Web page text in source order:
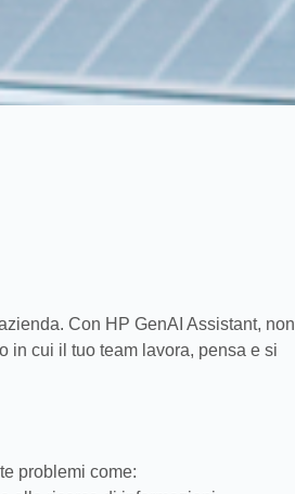
Con HP GenAI Assistant, non
in cui il tuo team lavora, pensa e si
problemi come: